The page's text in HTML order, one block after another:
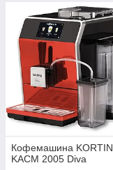
Кофемашина
KACM 2005 Diva